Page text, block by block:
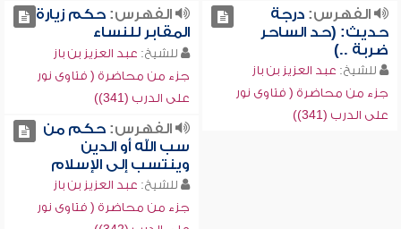
الفهرس:درجة
حديث: (حد الساحر
ضربة ..)
للشيخ: عبد العزيز بن باز
جزء من محاضرة ( فتاوى نور
على الدرب (341))
الفهرس:حكم زيارة
المقابر للنساء
للشيخ: عبد العزيز بن باز
جزء من محاضرة ( فتاوى نور
على الدرب (341))
الفهرس:حكم من
سب الله أو الدين
وينتسب إلى الإسلام
للشيخ: عبد العزيز بن باز
جزء من محاضرة ( فتاوى نور